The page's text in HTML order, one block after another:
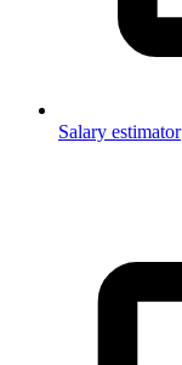
Salary estimator